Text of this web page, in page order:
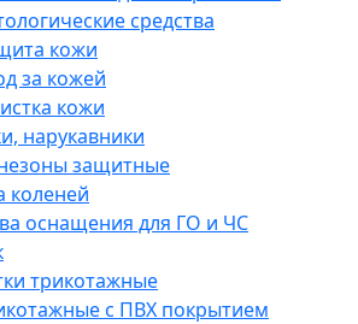
средства
кожи
за кожей
кожи
нарукавники
защитные
коленей
оснащения для ГО и ЧС
трикотажные
с ПВХ покрытием